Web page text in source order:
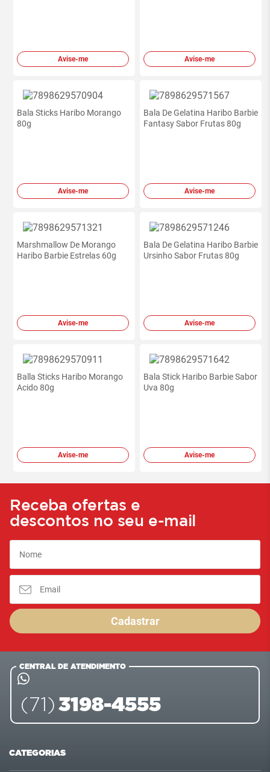
Avise-me Avise-me
Bala Sticks Haribo Morango
80g
Avise-me
Bala De Gelatina Haribo Barbie
Fantasy Sabor Frutas 80g
Avise-me
Marshmallow De Morango
Haribo Barbie Estrelas 60g
Avise-me
Bala De Gelatina Haribo Barbie
Ursinho Sabor Frutas 80g
Avise-me
Balla Sticks Haribo Morango
Acido 80g
Avise-me
Bala Stick Haribo Barbie Sabor
Uva 80g
Avise-me
Receba ofertas e
descontos no seu e-mail
Cadastrar
CENTRAL DE ATENDIMENTO
(71) 3198-4555
CATEGORIAS